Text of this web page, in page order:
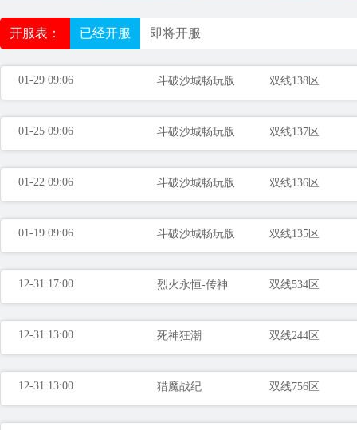
类型：传奇 进入游戏
开服表： 已经开服 即将开服
01-29 09:06 斗破沙城畅玩版 双线138区
01-25 09:06 斗破沙城畅玩版 双线137区
01-22 09:06 斗破沙城畅玩版 双线136区
01-19 09:06 斗破沙城畅玩版 双线135区
12-31 17:00 烈火永恒-传神 双线534区
12-31 13:00 死神狂潮 双线244区
12-31 13:00 猎魔战纪 双线756区